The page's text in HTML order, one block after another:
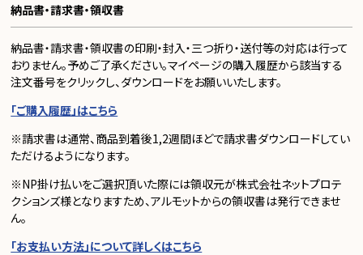
納品書・請求書・領収書
納品書・請求書・領収書の印刷・封入・三つ折り・送付等の対応は行って
おりません。予めご了承ください。マイページの購入履歴から該当する
注文番号をクリックし、ダウンロードをお願いいたします。
「ご購入履歴」はこちら
※請求書は通常、商品到着後1,2週間ほどで請求書ダウンロードしてい
ただけるようになります。
※NP掛け払いをご選択頂いた際には領収元が株式会社ネットプロテ
クションズ様となりますため、アルモットからの領収書は発行できませ
ん。
「お支払い方法」について詳しくはこちら